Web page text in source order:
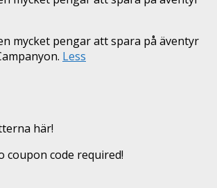
mycket pengar att spara på äventyr
Less
här!
coupon code required!